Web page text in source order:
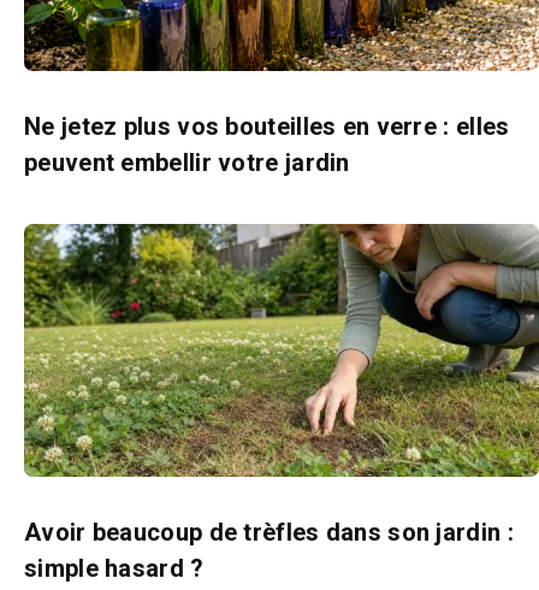
Ne jetez plus vos bouteilles en verre : elles
peuvent embellir votre jardin
Avoir beaucoup de trèfles dans son jardin :
simple hasard ?